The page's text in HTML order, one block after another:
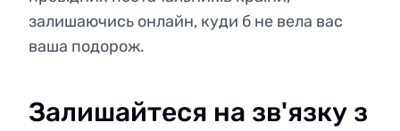
залишаючись онлайн, куди б не вела вас
ваша подорож.
Залишайтеся на зв'язку з